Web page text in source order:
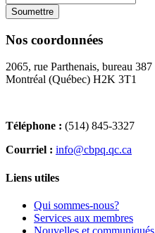
Nos coordonnées
2065, rue Parthenais, bureau 387
Montréal (Québec) H2K 3T1
Téléphone : (514) 845-3327
Courriel : info@cbpq.qc.ca
Liens utiles
Qui sommes-nous?
Services aux membres
Nouvelles et communiqués